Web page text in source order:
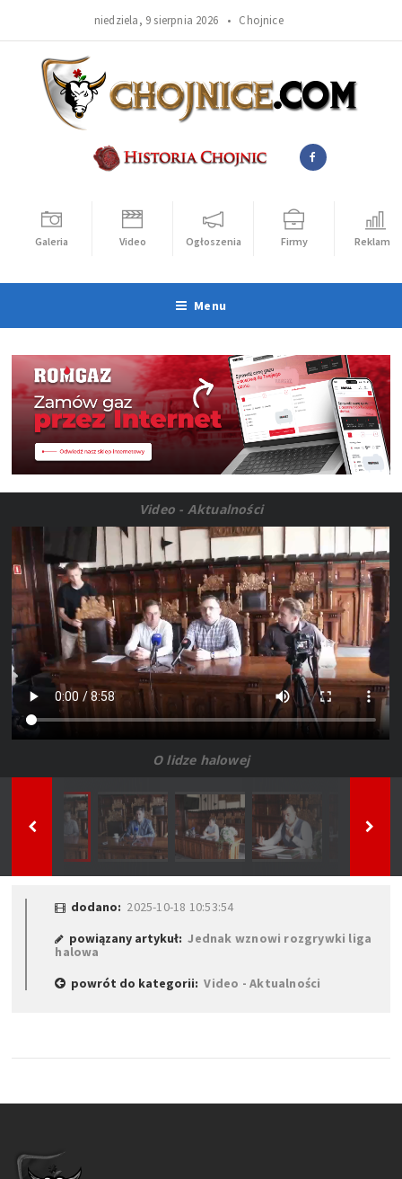
niedziela, 9 sierpnia 2026 • Chojnice
Galeria Video Ogłoszenia Firmy Reklama
Menu
Video - Aktualności
O lidze halowej
dodano: 2025-10-18 10:53:54
powiązany artykuł:Jednak wznowi rozgrywki liga
halowa
powrót do kategorii:Video - Aktualności